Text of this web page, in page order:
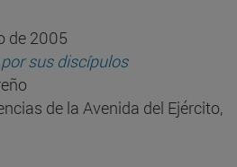
de 2005
sus discípulos
de la Avenida del Ejército,